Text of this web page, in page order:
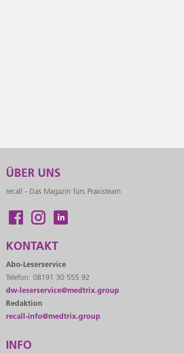
ÜBER UNS
recall - Das Magazin fürs Praxisteam
KONTAKT
Abo-Leserservice
Telefon: 08191 30 555 92
dw-leserservice@medtrix.group
Redaktion
recall-info@medtrix.group
INFO